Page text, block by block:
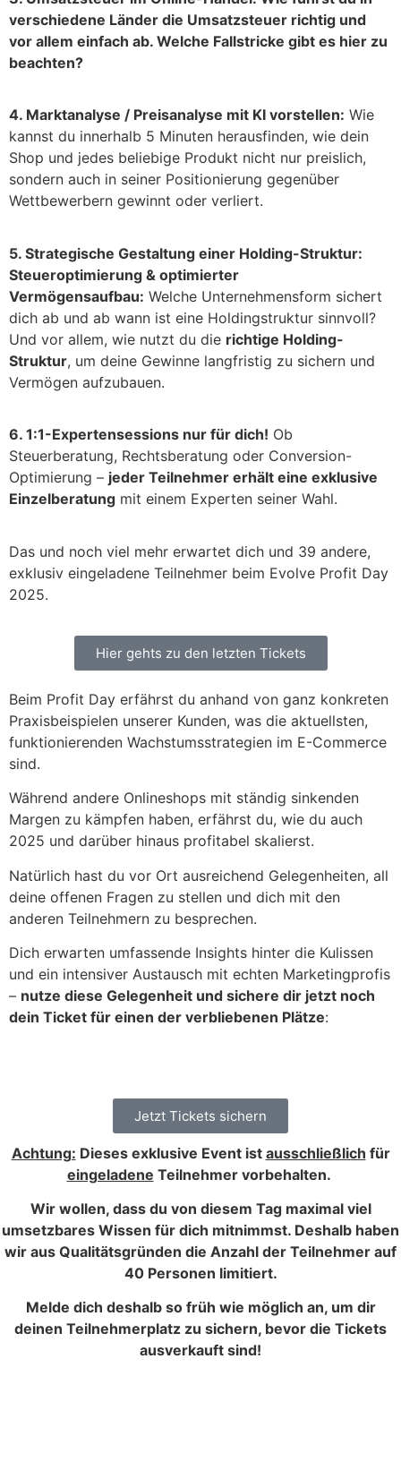
verschiedene Länder die Umsatzsteuer richtig und
vor allem einfach ab. Welche Fallstricke gibt es hier zu
beachten?
4. Marktanalyse / Preisanalyse mit KI vorstellen: Wie
kannst du innerhalb 5 Minuten herausfinden, wie dein
Shop und jedes beliebige Produkt nicht nur preislich,
sondern auch in seiner Positionierung gegenüber
Wettbewerbern gewinnt oder verliert.
5. Strategische Gestaltung einer Holding-Struktur:
Steueroptimierung & optimierter
Vermögensaufbau: Welche Unternehmensform sichert
dich ab und ab wann ist eine Holdingstruktur sinnvoll?
Und vor allem, wie nutzt du die richtige Holding-
Struktur, um deine Gewinne langfristig zu sichern und
Vermögen aufzubauen.
6. 1:1-Expertensessions nur für dich! Ob
Steuerberatung, Rechtsberatung oder Conversion-
Optimierung – jeder Teilnehmer erhält eine exklusive
Einzelberatung mit einem Experten seiner Wahl.
Das und noch viel mehr erwartet dich und 39 andere,
exklusiv eingeladene Teilnehmer beim Evolve Profit Day
2025.
Hier gehts zu den letzten Tickets
Beim Profit Day erfährst du anhand von ganz konkreten
Praxisbeispielen unserer Kunden, was die aktuellsten,
funktionierenden Wachstumsstrategien im E-Commerce
sind.
Während andere Onlineshops mit ständig sinkenden
Margen zu kämpfen haben, erfährst du, wie du auch
2025 und darüber hinaus profitabel skalierst.
Natürlich hast du vor Ort ausreichend Gelegenheiten, all
deine offenen Fragen zu stellen und dich mit den
anderen Teilnehmern zu besprechen.
Dich erwarten umfassende Insights hinter die Kulissen
und ein intensiver Austausch mit echten Marketingprofis
– nutze diese Gelegenheit und sichere dir jetzt noch
dein Ticket für einen der verbliebenen Plätze:
Jetzt Tickets sichern
Achtung: Dieses exklusive Event ist ausschließlich für
eingeladene Teilnehmer vorbehalten.
Wir wollen, dass du von diesem Tag maximal viel
umsetzbares Wissen für dich mitnimmst. Deshalb haben
wir aus Qualitätsgründen die Anzahl der Teilnehmer auf
40 Personen limitiert.
Melde dich deshalb so früh wie möglich an, um dir
deinen Teilnehmerplatz zu sichern, bevor die Tickets
ausverkauft sind!